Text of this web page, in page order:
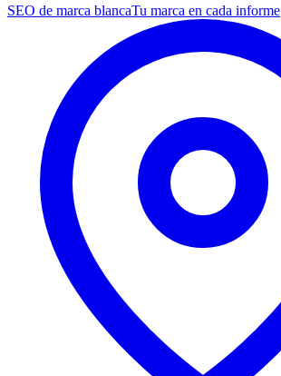
SEO de marca blancaTu marca en cada informe